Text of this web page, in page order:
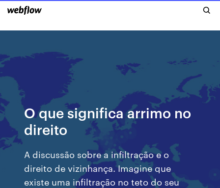
O que significa arrimo no
direito
A discussão sobre a infiltração e o
direito de vizinhança. Imagine que
existe uma infiltração no teto do seu